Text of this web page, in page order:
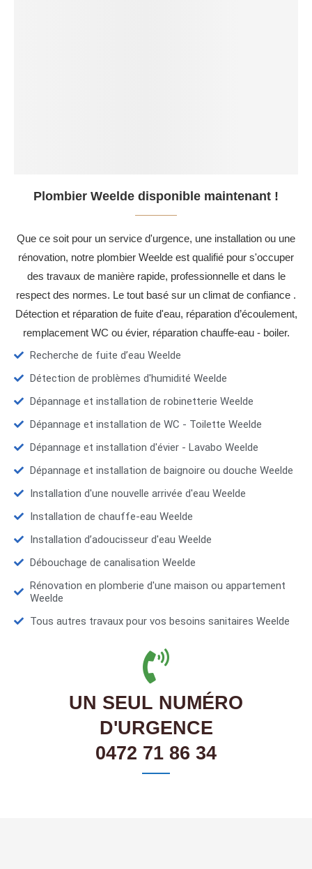
Plombier Weelde disponible maintenant !
Que ce soit pour un service d'urgence, une installation ou une
rénovation, notre plombier Weelde est qualifié pour s'occuper
des travaux de manière rapide, professionnelle et dans le
respect des normes. Le tout basé sur un climat de confiance .
Détection et réparation de fuite d'eau, réparation d’écoulement,
remplacement WC ou évier, réparation chauffe-eau - boiler.
Recherche de fuite d’eau Weelde
Détection de problèmes d'humidité Weelde
Dépannage et installation de robinetterie Weelde
Dépannage et installation de WC - Toilette Weelde
Dépannage et installation d'évier - Lavabo Weelde
Dépannage et installation de baignoire ou douche Weelde
Installation d'une nouvelle arrivée d'eau Weelde
Installation de chauffe-eau Weelde
Installation d’adoucisseur d'eau Weelde
Débouchage de canalisation Weelde
Rénovation en plomberie d'une maison ou appartement
Weelde
Tous autres travaux pour vos besoins sanitaires Weelde
UN SEUL NUMÉRO
D'URGENCE
0472 71 86 34